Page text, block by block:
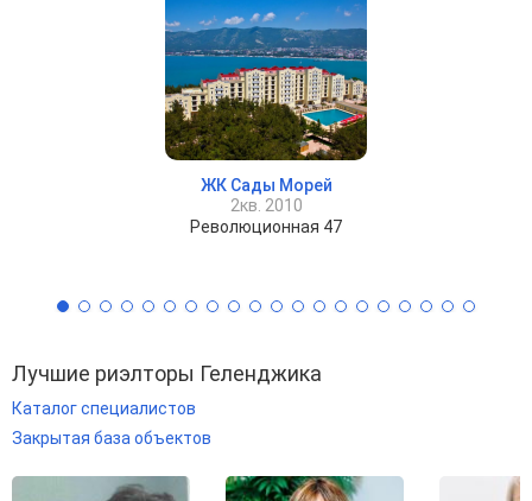
ЖК Сады Морей
2кв. 2010
Революционная 47
Лучшие риэлторы Геленджика
Каталог специалистов
Закрытая база объектов